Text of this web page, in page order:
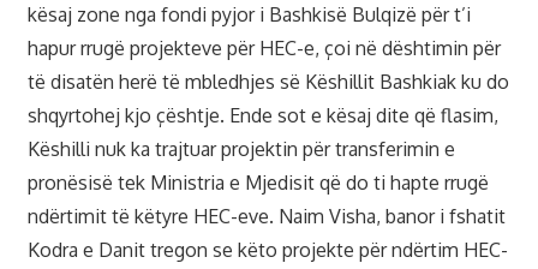
kësaj zone nga fondi pyjor i Bashkisë Bulqizë për t’i
hapur rrugë projekteve për HEC-e, çoi në dështimin për
të disatën herë të mbledhjes së Këshillit Bashkiak ku do
shqyrtohej kjo çështje. Ende sot e kësaj dite që flasim,
Këshilli nuk ka trajtuar projektin për transferimin e
pronësisë tek Ministria e Mjedisit që do ti hapte rrugë
ndërtimit të këtyre HEC-eve. Naim Visha, banor i fshatit
Kodra e Danit tregon se këto projekte për ndërtim HEC-